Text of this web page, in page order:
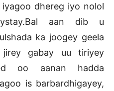
dhereg iyo nolol
aan dib u
ka joogey geela
jirey gabay uu tiriyey
oo aanan hadda
is barbardhigayey,